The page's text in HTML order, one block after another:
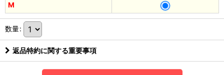
M
数量:
返品特約に関する重要事項